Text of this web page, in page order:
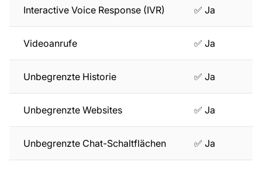
Interactive Voice Response (IVR) ✅ Ja
Videoanrufe ✅ Ja
Unbegrenzte Historie ✅ Ja
Unbegrenzte Websites ✅ Ja
Unbegrenzte Chat-Schaltflächen ✅ Ja